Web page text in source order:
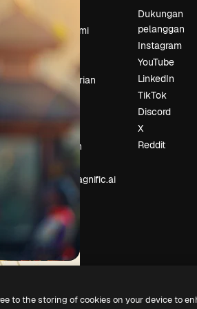
Tentang kami
Reviews
Karier
Tren pencarian
Acara
Slidesgo
Jual konten
Mencari magnific.ai
Dukungan
pelanggan
Instagram
YouTube
LinkedIn
TikTok
Discord
X
Reddit
to the storing of cookies on your device to